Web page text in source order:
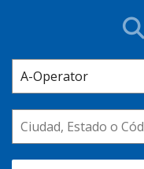
Keyword
Location